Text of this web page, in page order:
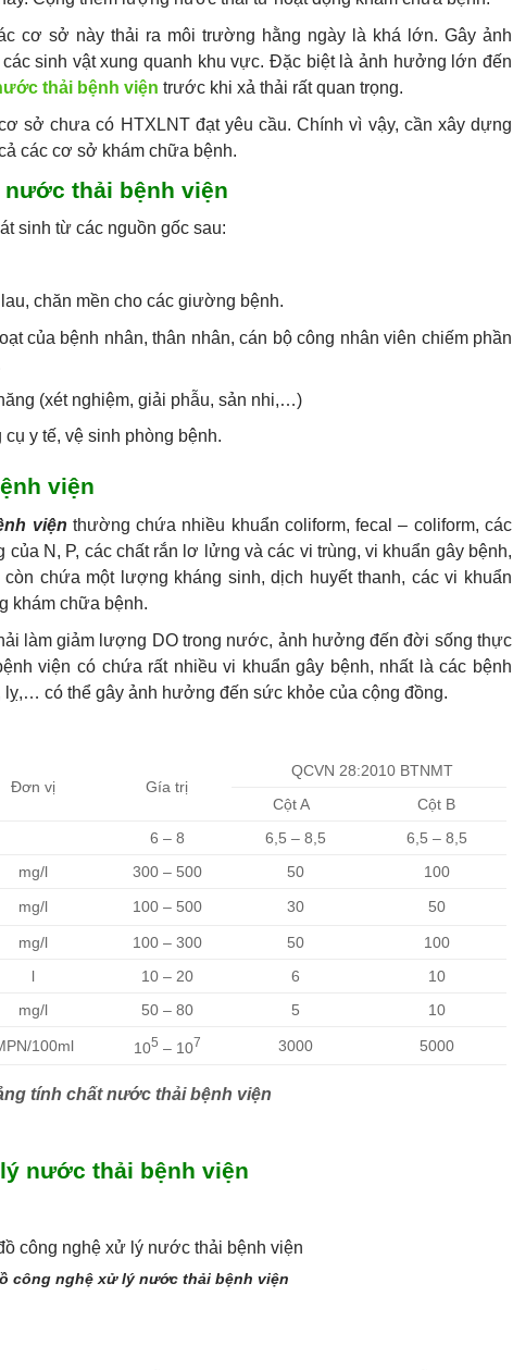
cơ sở này thải ra môi trường hằng ngày là khá lớn. Gây ảnh
sinh vật xung quanh khu vực. Đặc biệt là ảnh hưởng lớn đến
thải bệnh viện trước khi xả thải rất quan trọng.
sở chưa có HTXLNT đạt yêu cầu. Chính vì vậy, cần xây dựng
các cơ sở khám chữa bệnh.
thải bệnh viện
sinh từ các nguồn gốc sau:
chăn mền cho các giường bệnh.
của bệnh nhân, thân nhân, cán bộ công nhân viên chiếm phần
(xét nghiệm, giải phẫu, sản nhi,…)
y tế, vệ sinh phòng bệnh.
viện
viện thường chứa nhiều khuẩn coliform, fecal – coliform, các
N, P, các chất rắn lơ lửng và các vi trùng, vi khuẩn gây bệnh,
chứa một lượng kháng sinh, dịch huyết thanh, các vi khuẩn
khám chữa bệnh.
làm giảm lượng DO trong nước, ảnh hưởng đến đời sống thực
viện có chứa rất nhiều vi khuẩn gây bệnh, nhất là các bệnh
có thể gây ảnh hưởng đến sức khỏe của cộng đồng.
Đơn vị Gía trị
QCVN 28:2010 BTNMT
Cột A
Cột B
6 – 8 6,5 – 8,5
6,5 – 8,5
mg/l 300 – 500 50
100
mg/l 100 – 500 30 50
mg/l 100 – 300 50
100
l 10 – 20 6
10
mg/l 50 – 80 5 10
100ml 105 – 107 3000 5000
tính chất nước thải bệnh viện
nước thải bệnh viện
công nghệ xử lý nước thải bệnh viện